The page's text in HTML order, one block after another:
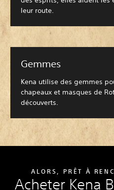
leur route.
Gemmes
Kena utilise des gemmes
chapeaux et masques de
découverts.
ALORS, PRÊT À
Acheter Kena